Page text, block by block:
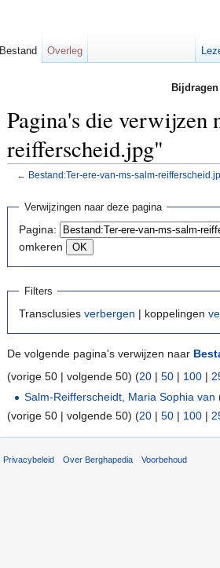
Pagina's die verwijzen
reifferscheid.jpg"
← Bestand:Ter-ere-van-ms-salm-
Verwijzingen naar deze pagina
Pagina:
omkeren
Filters
Transclusies verbergen | koppelingen
De volgende pagina's verwijzen naar
(vorige 50 | volgende 50) (20 | 50 | 100 |
Salm-Reifferscheidt, Maria Sophia van
(vorige 50 | volgende 50) (20 | 50 | 100 |
Bestand Overleg
Privacybeleid Over Berghapedia Voorbehoud